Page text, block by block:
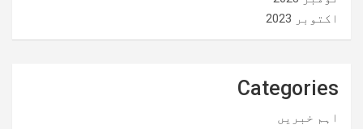
اکتوبر 2023
Categories
اہم خبریں